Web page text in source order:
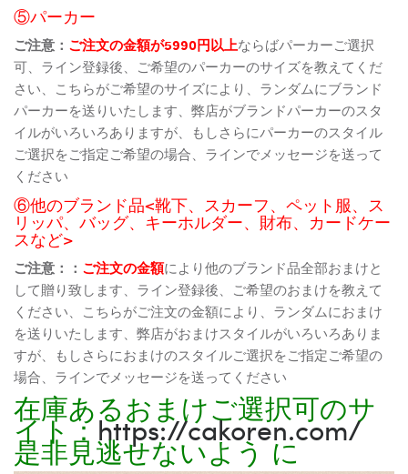
⑤パーカー
ご注意： ご注文の金額が5990円以上ならばパーカーご選択
可、ライン登録後、ご希望のパーカーのサイズを教えてくだ
さい、こちらがご希望のサイズにより、ランダムにブランド
パーカーを送りいたします、弊店がブランドパーカーのスタ
イルがいろいろありますが、もしさらにパーカーのスタイル
ご選択をご指定ご希望の場合、ラインでメッセージを送って
ください
⑥他のブランド品<靴下、スカーフ、ペット服、ス
リッパ、バッグ、キーホルダー、財布、カードケー
スなど>
ご注意：： ご注文の金額により他のブランド品全部おまけと
して贈り致します、ライン登録後、ご希望のおまけを教えて
ください、こちらがご注文の金額により、ランダムにおまけ
を送りいたします、弊店がおまけスタイルがいろいろありま
すが、もしさらにおまけのスタイルご選択をご指定ご希望の
場合、ラインでメッセージを送ってください
在庫あるおまけご選択可のサ
イト：https://cakoren.com/
是非見逃せないよう に